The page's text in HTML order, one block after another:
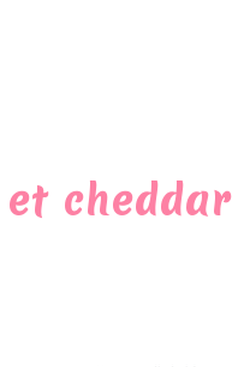
cheddar